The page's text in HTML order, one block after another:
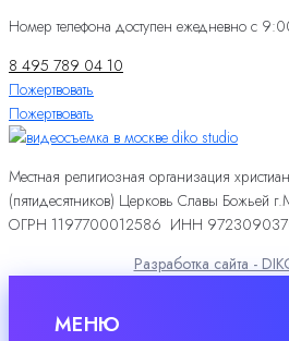
Номер телефона доступен ежедневно с
8 495 789 04 10
Пожертвовать
Пожертвовать
Местная религиозная организация
(пятидесятников) Церковь Славы Божьей
ОГРН 1197700012586 ИНН
Разработка сайта -
МЕНЮ